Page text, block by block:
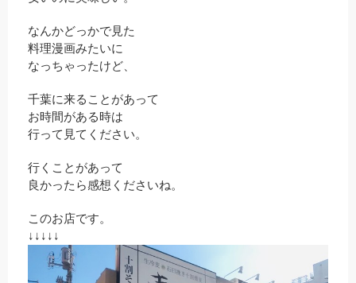
なんかどっかで見た
料理漫画みたいに
なっちゃったけど、
千葉に来ることがあって
お時間がある時は
行って見てください。
行くことがあって
良かったら感想くださいね。
このお店です。
↓↓↓↓↓